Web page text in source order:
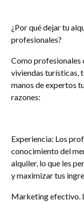
¿Por qué dejar tu
profesionales?
Como profesionales
viviendas turísticas,
manos de expertos
razones:
Experiencia: Los
conocimiento del
alquiler, lo que les
y maximizar tus
Marketing efectivo.